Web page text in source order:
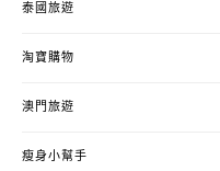
泰國旅遊
淘寶購物
澳門旅遊
瘦身小幫手